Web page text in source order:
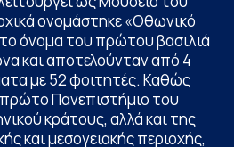
ονομάστηκε «Οθωνικό
όνομα του πρώτου βασιλιά
και αποτελούνταν από 4
με 52 φοιτητές. Καθώς
Πανεπιστήμιο του
κράτους, αλλά και της
και μεσογειακής περιοχής,